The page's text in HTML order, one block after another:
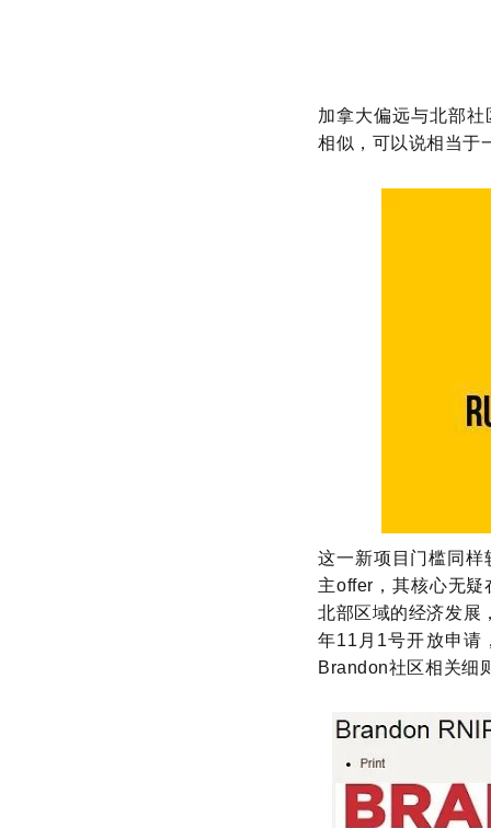
加拿大偏远与北部
相似，可以说相当于
这一新项目门槛同
主offer，其核心无
北部区域的经济发展
年11月1号开放申请
Brandon社区相关细